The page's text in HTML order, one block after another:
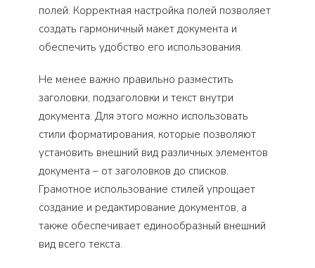
полей. Корректная настройка полей позволяет
создать гармоничный макет документа и
обеспечить удобство его использования.
Не менее важно правильно разместить
заголовки, подзаголовки и текст внутри
документа. Для этого можно использовать
стили форматирования, которые позволяют
установить внешний вид различных элементов
документа – от заголовков до списков.
Грамотное использование стилей упрощает
создание и редактирование документов, а
также обеспечивает единообразный внешний
вид всего текста.